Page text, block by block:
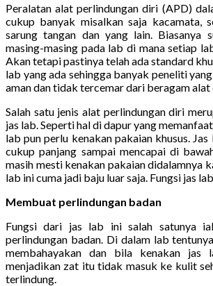
Peralatan alat perlindungan diri (APD)
cukup banyak misalkan saja kacamata,
sarung tangan dan yang lain. Biasanya
masing-masing pada lab di mana setiap
Akan tetapi pastinya telah ada standard
lab yang ada sehingga banyak peneliti
aman dan tidak tercemar dari beragam alat
Salah satu jenis alat perlindungan diri
jas lab. Seperti hal di dapur yang
lab pun perlu kenakan pakaian khusus.
cukup panjang sampai mencapai di
masih mesti kenakan pakaian didalamnya
lab ini cuma jadi baju luar saja. Fungsi jas
Membuat perlindungan badan
Fungsi dari jas lab ini salah satunya
perlindungan badan. Di dalam lab
membahayakan dan bila kenakan
menjadikan zat itu tidak masuk ke kulit
terlindung.